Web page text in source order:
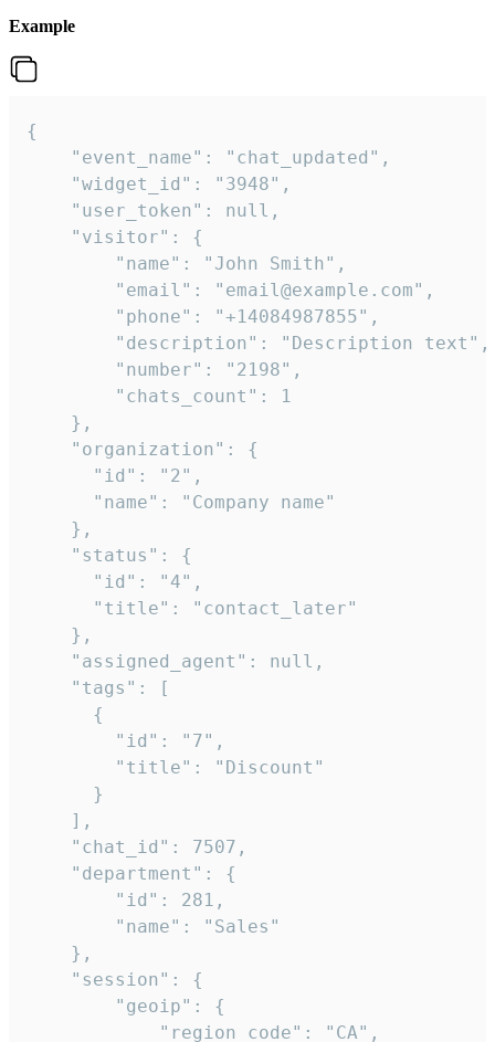
Example
{
    "event_name": "chat_updated",
    "widget_id": "3948",
    "user_token": null,
    "visitor": {
        "name": "John Smith",
        "email": "email@example.com",
        "phone": "+14084987855",
        "description": "Description text",
        "number": "2198",
        "chats_count": 1
    },
    "organization": {
      "id": "2",
      "name": "Company name"
    },
    "status": {
      "id": "4",
      "title": "contact_later"
    },
    "assigned_agent": null,
    "tags": [
      {
        "id": "7",
        "title": "Discount"
      }
    ],
    "chat_id": 7507,
    "department": {
        "id": 281,
        "name": "Sales"
    },
    "session": {
        "geoip": {
            "region_code": "CA",